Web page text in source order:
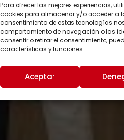
Para ofrecer las mejores experiencias,
cookies para almacenar y/o acceder a
consentimiento de estas tecnologías
comportamiento de navegación o las
consentir o retirar el consentimiento,
características y funciones.
Aceptar